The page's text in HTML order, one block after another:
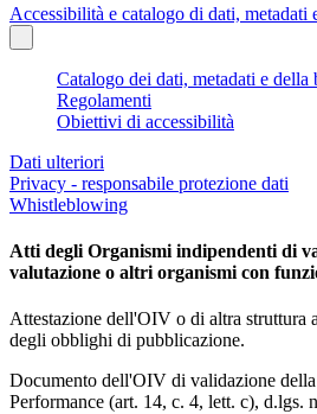
Accessibilità e catalogo di dati, metadati
Catalogo dei dati, metadati e della
Regolamenti
Obiettivi di accessibilità
Dati ulteriori
Privacy - responsabile protezione dati
Whistleblowing
Atti degli Organismi indipendenti di
valutazione o altri organismi con
Attestazione dell'OIV o di altra struttura
degli obblighi di pubblicazione.
Documento dell'OIV di validazione
Performance (art. 14, c. 4, lett. c), d.lgs.